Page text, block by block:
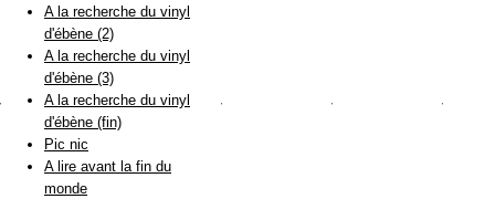
A la recherche du vinyl
d'ébène (2)
A la recherche du vinyl
d'ébène (3)
A la recherche du vinyl
d'ébène (fin)
Pic nic
A lire avant la fin du
monde